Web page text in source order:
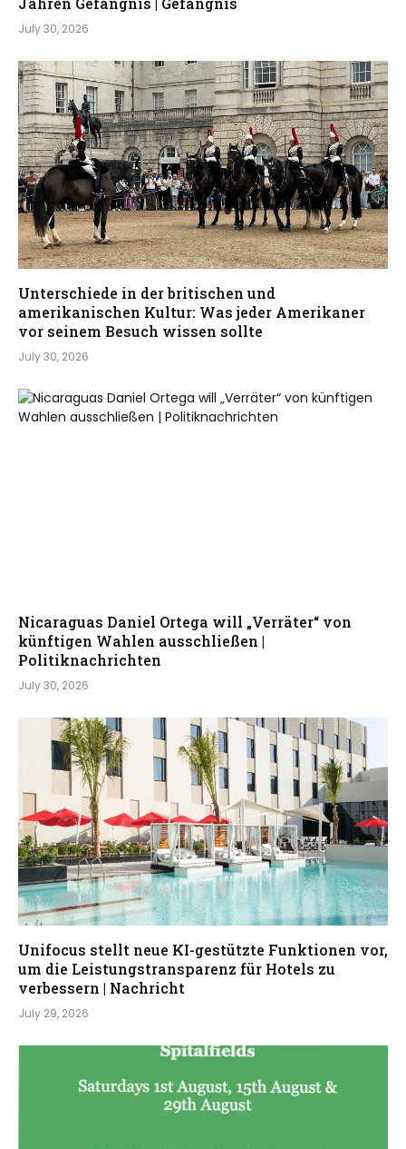
July 30, 2026
Unterschiede in der britischen und
amerikanischen Kultur: Was jeder Amerikaner
vor seinem Besuch wissen sollte
July 30, 2026
Nicaraguas Daniel Ortega will „Verräter“ von
künftigen Wahlen ausschließen |
Politiknachrichten
July 30, 2026
Unifocus stellt neue KI-gestützte Funktionen vor,
um die Leistungstransparenz für Hotels zu
verbessern | Nachricht
July 29, 2026